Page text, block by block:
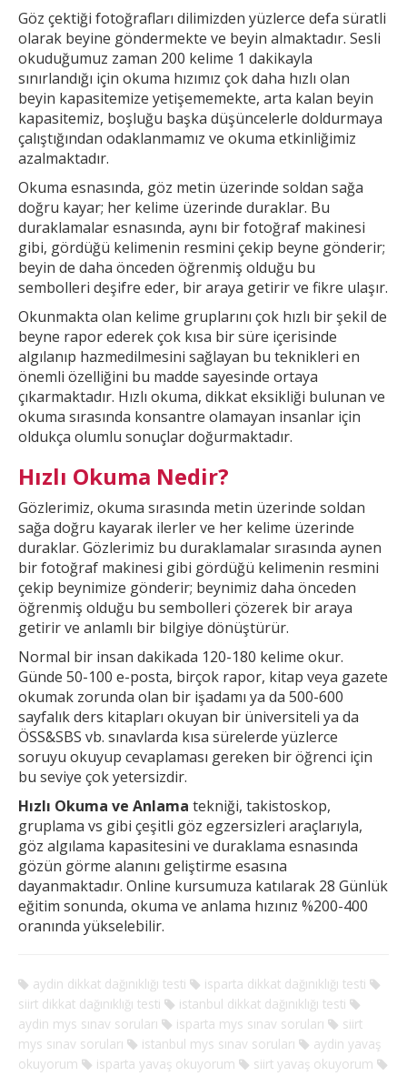
Göz çektiği fotoğrafları dilimizden yüzlerce defa süratli
olarak beyine göndermekte ve beyin almaktadır. Sesli
okuduğumuz zaman 200 kelime 1 dakikayla
sınırlandığı için okuma hızımız çok daha hızlı olan
beyin kapasitemize yetişememekte, arta kalan beyin
kapasitemiz, boşluğu başka düşüncelerle doldurmaya
çalıştığından odaklanmamız ve okuma etkinliğimiz
azalmaktadır.
Okuma esnasında, göz metin üzerinde soldan sağa
doğru kayar; her kelime üzerinde duraklar. Bu
duraklamalar esnasında, aynı bir fotoğraf makinesi
gibi, gördüğü kelimenin resmini çekip beyne gönderir;
beyin de daha önceden öğrenmiş olduğu bu
sembolleri deşifre eder, bir araya getirir ve fikre ulaşır.
Okunmakta olan kelime gruplarını çok hızlı bir şekil de
beyne rapor ederek çok kısa bir süre içerisinde
algılanıp hazmedilmesini sağlayan bu teknikleri en
önemli özelliğini bu madde sayesinde ortaya
çıkarmaktadır. Hızlı okuma, dikkateksikliği bulunan ve
okuma sırasında konsantre olamayan insanlar için
oldukça olumlu sonuçlar doğurmaktadır.
Hızlı Okuma Nedir?
Gözlerimiz, okuma sırasında metin üzerinde soldan
sağa doğru kayarak ilerler ve her kelime üzerinde
duraklar. Gözlerimiz bu duraklamalar sırasında aynen
bir fotoğraf makinesi gibi gördüğü kelimenin resmini
çekip beynimize gönderir; beynimiz daha önceden
öğrenmiş olduğu bu sembolleri çözerek bir araya
getirir ve anlamlı bir bilgiye dönüştürür.
Normal bir insan dakikada 120-180 kelime okur.
Günde 50-100 e-posta, birçok rapor, kitap veya gazete
okumak zorunda olan bir işadamı ya da 500-600
sayfalık ders kitapları okuyan bir üniversiteli ya da
ÖSS&SBS vb. sınavlarda kısa sürelerde yüzlerce
soruyu okuyup cevaplaması gereken bir öğrenci için
bu seviye çok yetersizdir.
Hızlı Okuma ve Anlama tekniği, takistoskop,
gruplama vs gibi çeşitli göz egzersizleri araçlarıyla,
göz algılama kapasitesini ve duraklama esnasında
gözün görme alanını geliştirme esasına
dayanmaktadır. Online kursumuza katılarak 28 Günlük
eğitim sonunda, okuma ve anlama hızınız %200-400
oranında yükselebilir.
aydin dikkat dağınıklığı testi
isparta dikkat dağınıklığı testi
siirt dikkat dağınıklığı testi
istanbul dikkat dağınıklığı testi
aydin mys sınav soruları
isparta mys sınav soruları
siirt
mys sınav soruları
istanbul mys sınav soruları
aydin yavaş
okuyorum
isparta yavaş okuyorum
siirt yavaş okuyorum